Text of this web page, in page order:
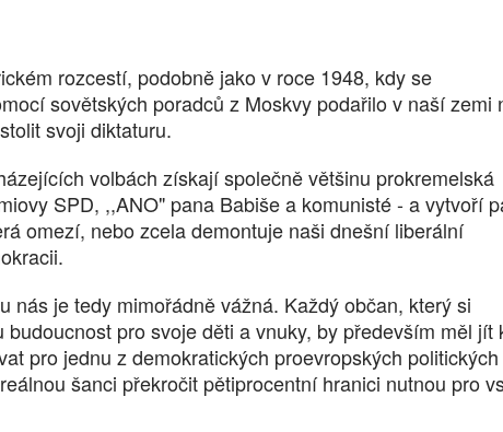
rozcestí, podobně jako v roce 1948, kdy se
sovětských poradců z Moskvy podařilo v naší zemi
svoji diktaturu.
volbách získají společně většinu prokremelská
SPD, ,,ANO" pana Babiše a komunisté - a vytvoří
omezí, nebo zcela demontuje naši dnešní liberální
nás je tedy mimořádně vážná. Každý občan, který si
budoucnost pro svoje děti a vnuky, by především měl jít
pro jednu z demokratických proevropských politických
šanci překročit pětiprocentní hranici nutnou pro